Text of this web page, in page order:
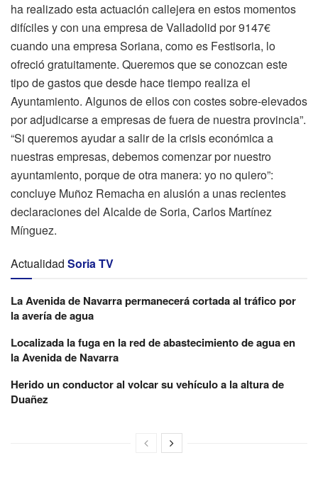
ha realizado esta actuación callejera en estos momentos
difíciles y con una empresa de Valladolid por 9147€
cuando una empresa Soriana, como es Festisoria, lo
ofreció gratuitamente. Queremos que se conozcan este
tipo de gastos que desde hace tiempo realiza el
Ayuntamiento. Algunos de ellos con costes sobre-elevados
por adjudicarse a empresas de fuera de nuestra provincia”.
“Si queremos ayudar a salir de la crisis económica a
nuestras empresas, debemos comenzar por nuestro
ayuntamiento, porque de otra manera: yo no quiero”:
concluye Muñoz Remacha en alusión a unas recientes
declaraciones del Alcalde de Soria, Carlos Martínez
Mínguez.
Actualidad Soria TV
La Avenida de Navarra permanecerá cortada al tráfico por
la avería de agua
Localizada la fuga en la red de abastecimiento de agua en
la Avenida de Navarra
Herido un conductor al volcar su vehículo a la altura de
Duañez